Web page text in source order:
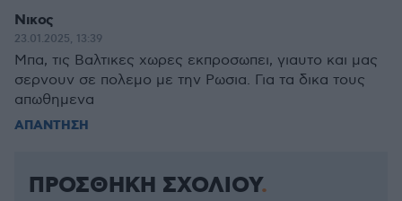
Νικος
23.01.2025, 13:39
Μπα, τις Βαλτικες χωρες εκπροσωπει, γιαυτο και μας
σερνουν σε πολεμο με την Ρωσια. Για τα δικα τους
απωθημενα
ΑΠΑΝΤΗΣΗ
ΠΡΟΣΘΗΚΗ ΣΧΟΛΙΟΥ